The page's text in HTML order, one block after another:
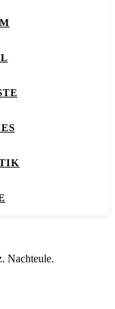
Nachteule.